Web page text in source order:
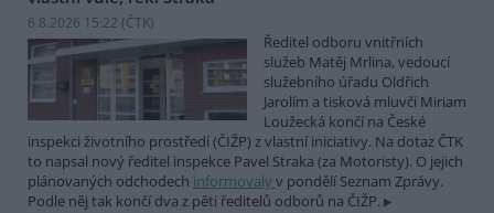
6.8.2026 15:22 (ČTK)
Ředitel odboru vnitřních
služeb Matěj Mrlina, vedoucí
služebního úřadu Oldřich
Jarolím a tisková mluvčí Miriam
Loužecká končí na České
inspekci životního prostředí (ČIŽP) z vlastní iniciativy. Na dotaz ČTK
to napsal nový ředitel inspekce Pavel Straka (za Motoristy). O jejich
plánovaných odchodech informovaly v pondělí Seznam Zprávy.
Podle něj tak končí dva z pěti ředitelů odborů na ČIŽP.